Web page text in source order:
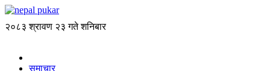
२०८३ श्रावण २३ गते शनिबार
समाचार